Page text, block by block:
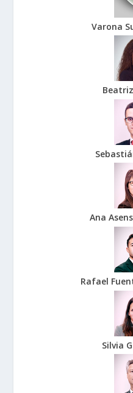
Varona
Ana
Rafael
Silvia